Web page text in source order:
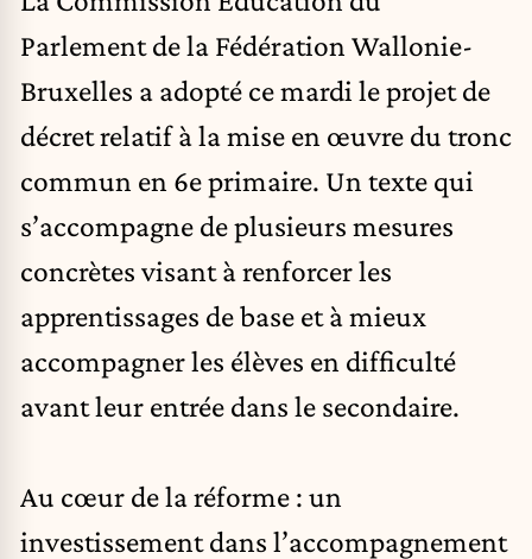
Parlement de la Fédération Wallonie-
Bruxelles a adopté ce mardi le projet de
décret relatif à la mise en œuvre du tronc
commun en 6e primaire. Un texte qui
s’accompagne de plusieurs mesures
concrètes visant à renforcer les
apprentissages de base et à mieux
accompagner les élèves en difficulté
avant leur entrée dans le secondaire.
Au cœur de la réforme : un
investissement dans l’accompagnement